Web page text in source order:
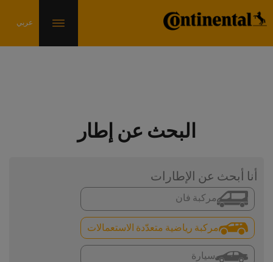
البحث عن إطار
أنا أبحث عن الإطارات
سيارة
مركبة رياضية متعدّدة الاستعمالات
مركبة فان